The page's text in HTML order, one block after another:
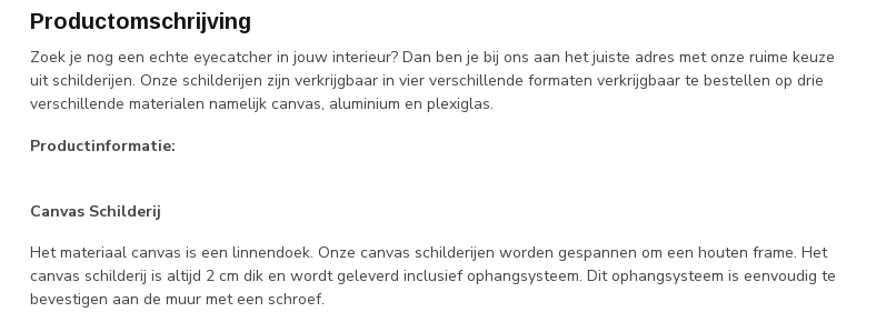
Productomschrijving
Zoek je nog een echte eyecatcher in jouw interieur? Dan ben je bij ons aan het juiste adres met onze ruime keuze
uit schilderijen. Onze schilderijen zijn verkrijgbaar in vier verschillende formaten verkrijgbaar te bestellen op drie
verschillende materialen namelijk canvas, aluminium en plexiglas.
Productinformatie:
Canvas Schilderij
Het materiaal canvas is een linnendoek. Onze canvas schilderijen worden gespannen om een houten frame. Het
canvas schilderij is altijd 2 cm dik en wordt geleverd inclusief ophangsysteem. Dit ophangsysteem is eenvoudig te
bevestigen aan de muur met een schroef.